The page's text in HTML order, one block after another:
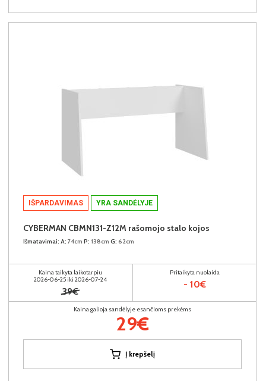
IŠPARDAVIMAS YRA SANDĖLYJE
CYBERMAN CBMN131-Z12M rašomojo stalo kojos
Išmatavimai: A: 74cm P: 138cm G: 62cm
Kaina taikyta laikotarpiu
2026-06-25 iki 2026-07-24
39€
Pritaikyta nuolaida
- 10€
Kaina galioja sandėlyje esančioms prekėms
29€
Į krepšelį